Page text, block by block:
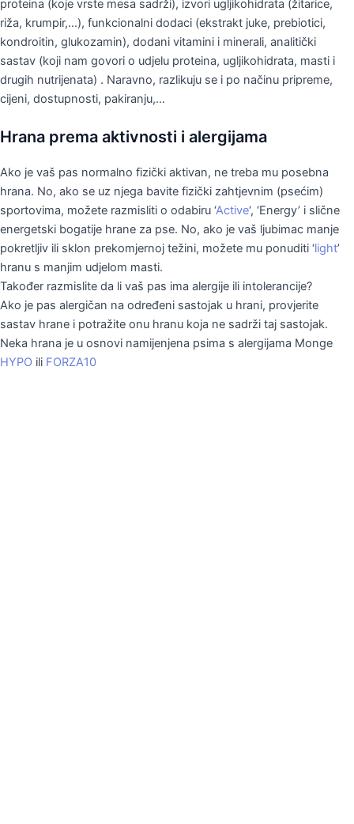
proteina (koje vrste mesa sadrži), izvori ugljikohidrata (žitarice,
riža, krumpir,…), funkcionalni dodaci (ekstrakt juke, prebiotici,
kondroitin, glukozamin), dodani vitamini i minerali, analitički
sastav (koji nam govori o udjelu proteina, ugljikohidrata, masti i
drugih nutrijenata) . Naravno, razlikuju se i po načinu pripreme,
cijeni, dostupnosti, pakiranju,…
Hrana prema aktivnosti i alergijama
Ako je vaš pas normalno fizički aktivan, ne treba mu posebna
hrana. No, ako se uz njega bavite fizički zahtjevnim (psećim)
sportovima, možete razmisliti o odabiru ‘Active‘, ‘Energy’ i slične
energetski bogatije hrane za pse. No, ako je vaš ljubimac manje
pokretljiv ili sklon prekomjernoj težini, možete mu ponuditi ‘light’
hranu s manjim udjelom masti.
Također razmislite da li vaš pas ima alergije ili intolerancije?
Ako je pas alergičan na određeni sastojak u hrani, provjerite
sastav hrane i potražite onu hranu koja ne sadrži taj sastojak.
Neka hrana je u osnovi namijenjena psima s alergijama Monge
HYPO ili FORZA10